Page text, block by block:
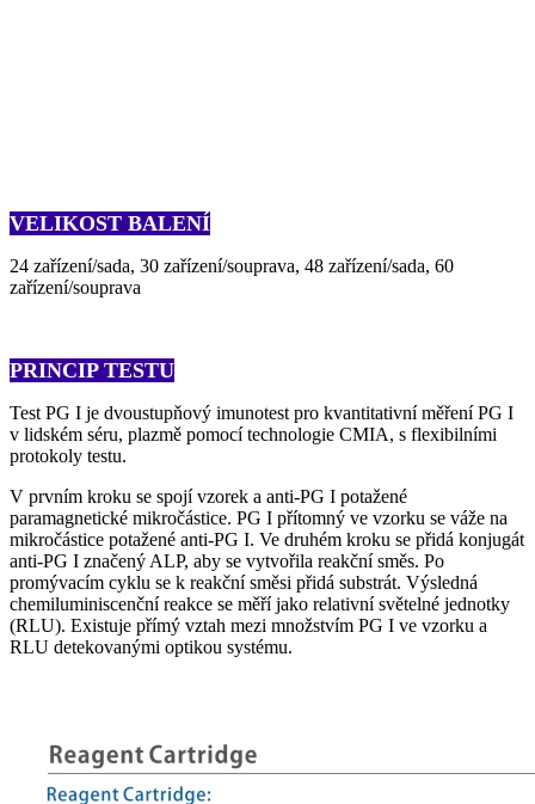
VELIKOST BALENÍ
24 zařízení/sada, 30 zařízení/souprava, 48 zařízení/sada, 60
zařízení/souprava
PRINCIP TESTU
Test PG I je dvoustupňový imunotest pro kvantitativní měření PG I
v lidském séru, plazmě pomocí technologie CMIA, s flexibilními
protokoly testu.
V prvním kroku se spojí vzorek a anti-PG I potažené
paramagnetické mikročástice. PG I přítomný ve vzorku se váže na
mikročástice potažené anti-PG I. Ve druhém kroku se přidá konjugát
anti-PG I značený ALP, aby se vytvořila reakční směs. Po
promývacím cyklu se k reakční směsi přidá substrát. Výsledná
chemiluminiscenční reakce se měří jako relativní světelné jednotky
(RLU). Existuje přímý vztah mezi množstvím PG I ve vzorku a
RLU detekovanými optikou systému.